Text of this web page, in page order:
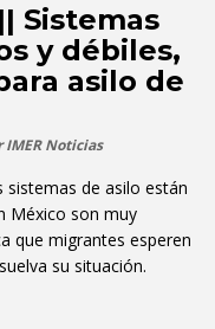
Sistemas
y débiles,
asilo de
IMER Noticias
sistemas de asilo están
México son muy
que migrantes esperen
su situación.